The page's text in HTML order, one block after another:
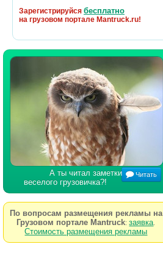
Зарегистрируйся бесплатно
на грузовом портале Mantruck.ru!
А ты читал заметки
веселого грузовичка?!
Читать
По вопросам размещения рекламы на
Грузовом портале Mantruck:заявка
Стоимость размещения рекламы